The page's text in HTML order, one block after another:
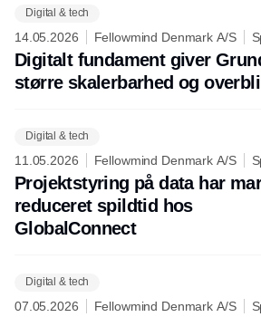
Digital & tech
14.05.2026 Fellowmind Denmark A/S
Digitalt fundament giver
større skalerbarhed og
Digital & tech
11.05.2026 Fellowmind Denmark A/S
Projektstyring på data har
reduceret spildtid hos
GlobalConnect
Digital & tech
07.05.2026 Fellowmind Denmark A/S